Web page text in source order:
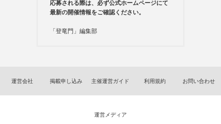
応募される際は、必ず公式ホームページにて
最新の開催情報をご確認ください。
「登竜門」編集部
運営会社 掲載申し込み 主催運営ガイド 利用規約 お問い合わせ
運営メディア